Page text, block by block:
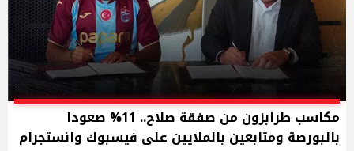
مكاسب طرابزون من صفقة صلاح.. 11% صعودا
بالبورصة ومتابعين بالملايين على فيسبوك وانستجرام